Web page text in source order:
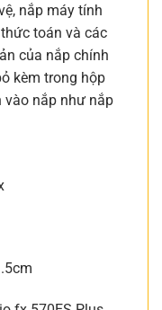
nắp máy tính
toán và các
của nắp chính
kèm trong hộp
vào nắp như nắp